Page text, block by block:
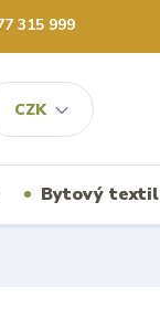
CZK
315 999
Bytový textil